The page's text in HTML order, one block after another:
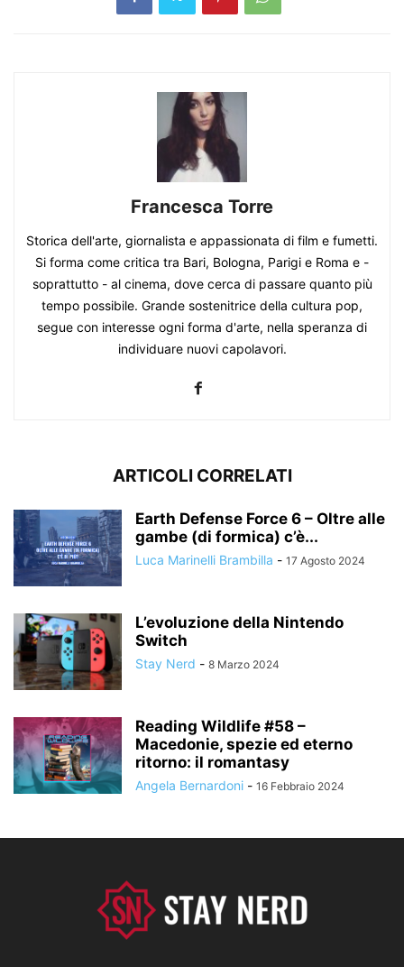
Francesca Torre
Storica dell'arte, giornalista e appassionata di film e fumetti.
Si forma come critica tra Bari, Bologna, Parigi e Roma e -
soprattutto - al cinema, dove cerca di passare quanto più
tempo possibile. Grande sostenitrice della cultura pop,
segue con interesse ogni forma d'arte, nella speranza di
individuare nuovi capolavori.
ARTICOLI CORRELATI
Earth Defense Force 6 – Oltre alle
gambe (di formica) c’è...
Luca Marinelli Brambilla - 17 Agosto 2024
L’evoluzione della Nintendo
Switch
Stay Nerd - 8 Marzo 2024
Reading Wildlife #58 –
Macedonie, spezie ed eterno
ritorno: il romantasy
Angela Bernardoni - 16 Febbraio 2024